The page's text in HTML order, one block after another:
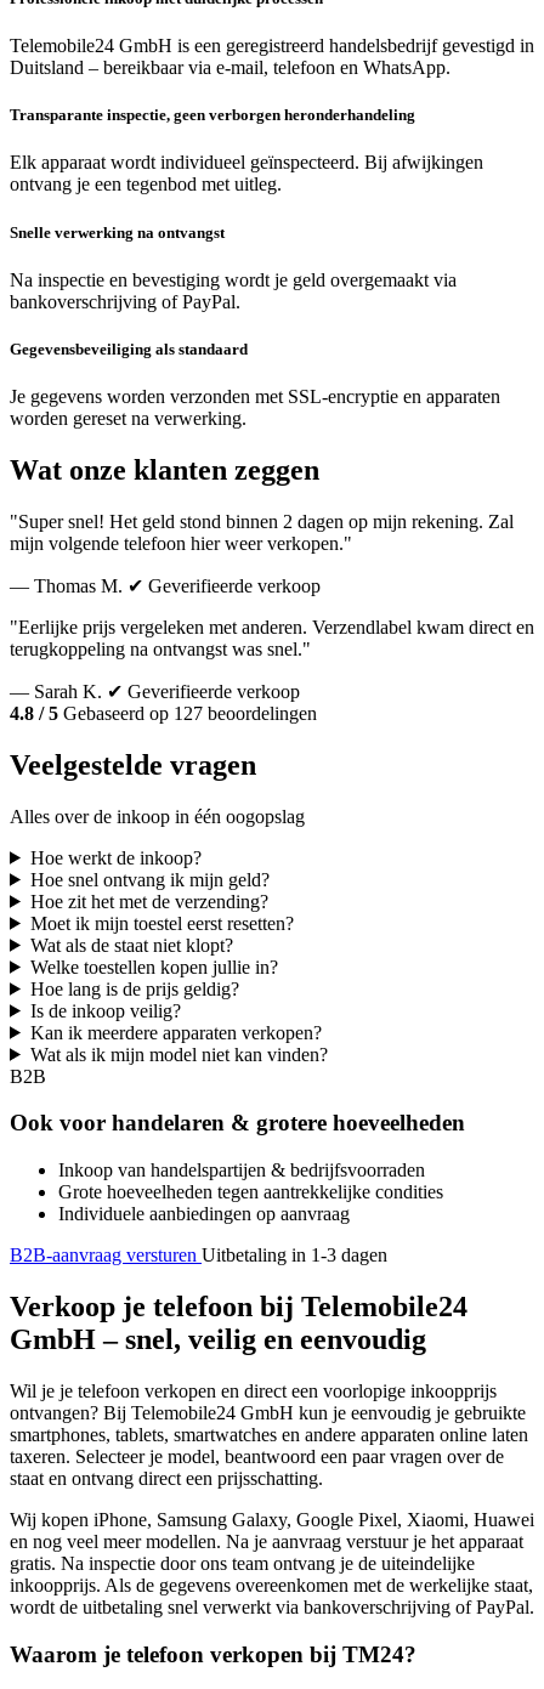
Telemobile24 GmbH is een geregistreerd handelsbedrijf gevestigd in
Duitsland – bereikbaar via e-mail, telefoon en WhatsApp.
Transparante inspectie, geen verborgen heronderhandeling
Elk apparaat wordt individueel geïnspecteerd. Bij afwijkingen
ontvang je een tegenbod met uitleg.
Snelle verwerking na ontvangst
Na inspectie en bevestiging wordt je geld overgemaakt via
bankoverschrijving of PayPal.
Gegevensbeveiliging als standaard
Je gegevens worden verzonden met SSL-encryptie en apparaten
worden gereset na verwerking.
Wat onze klanten zeggen
"Super snel! Het geld stond binnen 2 dagen op mijn rekening. Zal
mijn volgende telefoon hier weer verkopen."
— Thomas M. ✔ Geverifieerde verkoop
"Eerlijke prijs vergeleken met anderen. Verzendlabel kwam direct en
terugkoppeling na ontvangst was snel."
— Sarah K. ✔ Geverifieerde verkoop
4.8 / 5 Gebaseerd op 127 beoordelingen
Veelgestelde vragen
Alles over de inkoop in één oogopslag
Hoe werkt de inkoop?
Hoe snel ontvang ik mijn geld?
Hoe zit het met de verzending?
Moet ik mijn toestel eerst resetten?
Wat als de staat niet klopt?
Welke toestellen kopen jullie in?
Hoe lang is de prijs geldig?
Is de inkoop veilig?
Kan ik meerdere apparaten verkopen?
Wat als ik mijn model niet kan vinden?
B2B
Ook voor handelaren & grotere hoeveelheden
Inkoop van handelspartijen & bedrijfsvoorraden
Grote hoeveelheden tegen aantrekkelijke condities
Individuele aanbiedingen op aanvraag
B2B-aanvraag versturen Uitbetaling in 1-3 dagen
Verkoop je telefoon bij Telemobile24
GmbH – snel, veilig en eenvoudig
Wil je je telefoon verkopen en direct een voorlopige inkoopprijs
ontvangen? Bij Telemobile24 GmbH kun je eenvoudig je gebruikte
smartphones, tablets, smartwatches en andere apparaten online laten
taxeren. Selecteer je model, beantwoord een paar vragen over de
staat en ontvang direct een prijsschatting.
Wij kopen iPhone, Samsung Galaxy, Google Pixel, Xiaomi, Huawei
en nog veel meer modellen. Na je aanvraag verstuur je het apparaat
gratis. Na inspectie door ons team ontvang je de uiteindelijke
inkoopprijs. Als de gegevens overeenkomen met de werkelijke staat,
wordt de uitbetaling snel verwerkt via bankoverschrijving of PayPal.
Waarom je telefoon verkopen bij TM24?